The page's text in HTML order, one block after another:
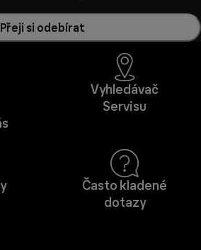
Přeji si odebírat
Vyhledávač
Servisu
Často kladené
dotazy